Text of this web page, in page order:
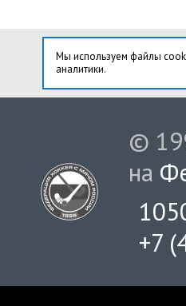
Мы используем файлы
аналитики.
©
на
+7